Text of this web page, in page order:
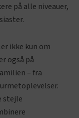
på alle niveauer,
ikke kun om
også på
– fra
stejle